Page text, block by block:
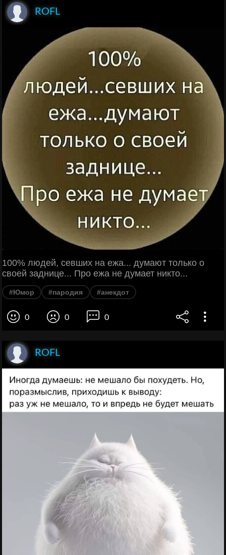
ROFL
100% людей, севших на ежа... думают только о
своей заднице... Про ежа не думает никто...
#Юмор #пародия #анекдот
0 0 0
ROFL